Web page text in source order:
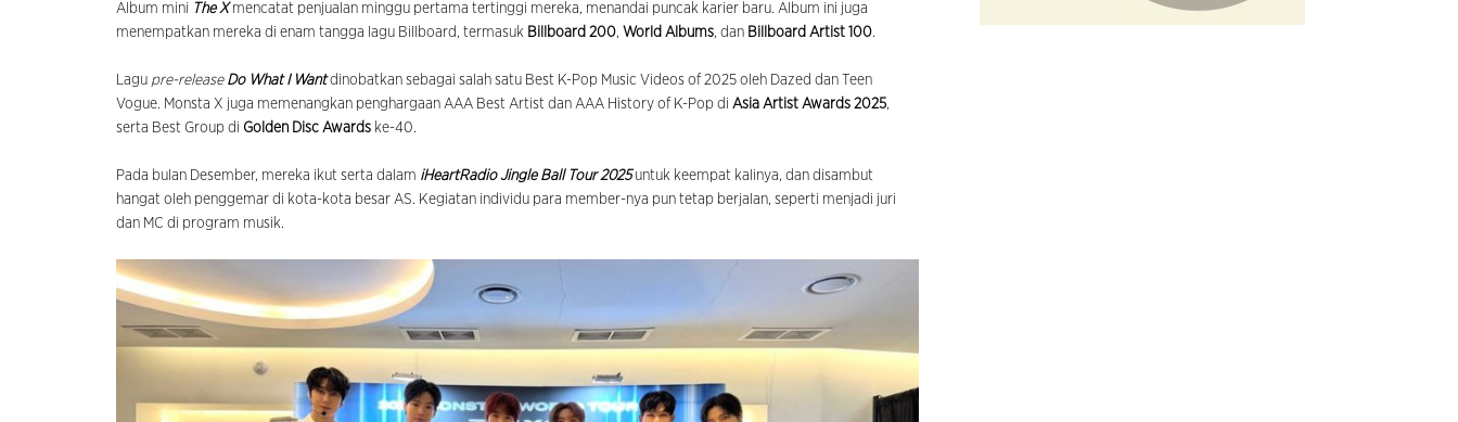
Album mini The Xmencatat penjualan minggu pertama tertinggi mereka, menandai puncak karier baru. Album ini juga
menempatkan mereka di enam tangga lagu Billboard, termasuk Billboard 200, World Albums, dan Billboard Artist 100.
Lagu pre-release Do What I Wantdinobatkan sebagai salah satu Best K-Pop Music Videos of 2025 oleh Dazed dan Teen
Vogue. Monsta X juga memenangkan penghargaan AAA Best Artist dan AAA History of K-Pop di Asia Artist Awards 2025,
serta Best Group di Golden Disc Awards ke-40.
Pada bulan Desember, mereka ikut serta dalam iHeartRadio Jingle Ball Tour 2025untuk keempat kalinya, dan disambut
hangat oleh penggemar di kota-kota besar AS. Kegiatan individu para member-nya pun tetap berjalan, seperti menjadi juri
dan MC di program musik.